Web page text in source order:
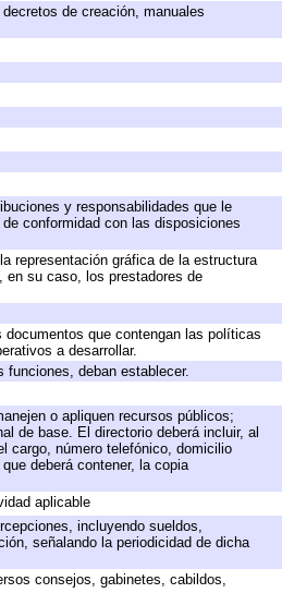
de creación, manuales
y responsabilidades que le
conformidad con las disposiciones
representación gráfica de la estructura
en su caso, los prestadores de
que contengan las políticas
a desarrollar.
deban establecer.
o apliquen recursos públicos;
de base. El directorio deberá incluir, al
cargo, número telefónico, domicilio
deberá contener, la copia
aplicable
incluyendo sueldos,
señalando la periodicidad de dicha
consejos, gabinetes, cabildos,